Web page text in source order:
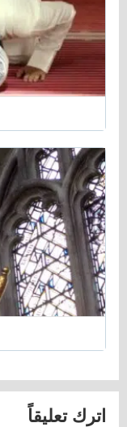
اترك تعليقاً